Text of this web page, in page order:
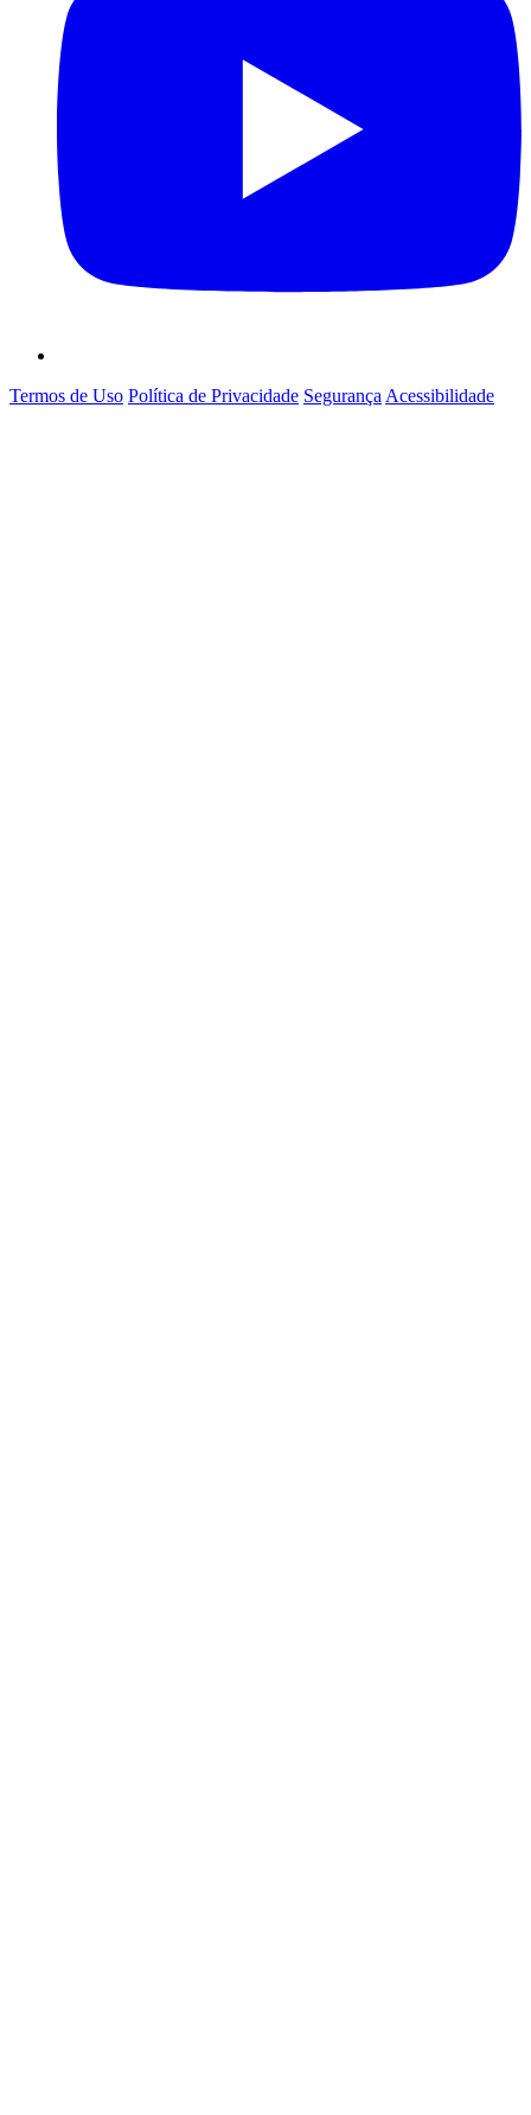
Termos de Uso Política de Privacidade SegurançaAcessibilidade